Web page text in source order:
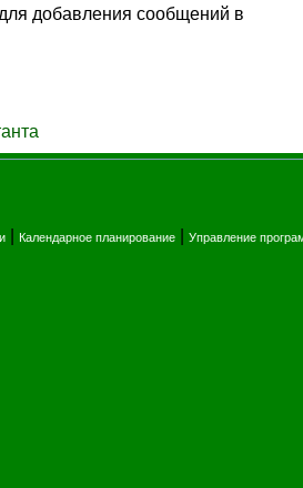
для добавления сообщений в
Календарное планирование Управление